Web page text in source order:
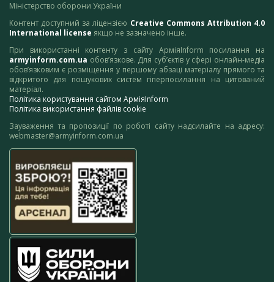
Міністерство оборони України
Контент доступний за ліцензією Creative Commons Attribution 4.0
International license якщо не зазначено інше.
При використанні контенту з сайту АрміяInform посилання на
armyinform.com.ua обов’язкове. Для суб’єктів у сфері онлайн-медіа
обов’язковим є розміщення у першому абзаці матеріалу прямого та
відкритого для пошукових систем гіперпосилання на цитований
матеріал.
Політика користування сайтом АрміяInform
Політика використання файлів cookie
Зауваження та пропозиції по роботі сайту надсилайте на адресу:
webmaster@armyinform.com.ua